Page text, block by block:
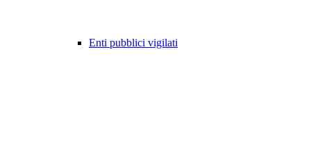
Enti pubblici vigilati